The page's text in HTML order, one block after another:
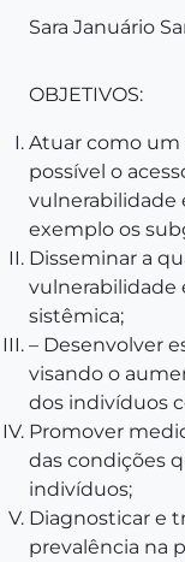
Sara Januário
OBJETIVOS:
Atuar como
possível o
vulnerabilidade
exemplo os
Disseminar a
vulnerabilidade
sistêmica;
– Desenvolver
visando o
dos indivíduos
Promover
das condições
indivíduos;
Diagnosticar e
prevalência na